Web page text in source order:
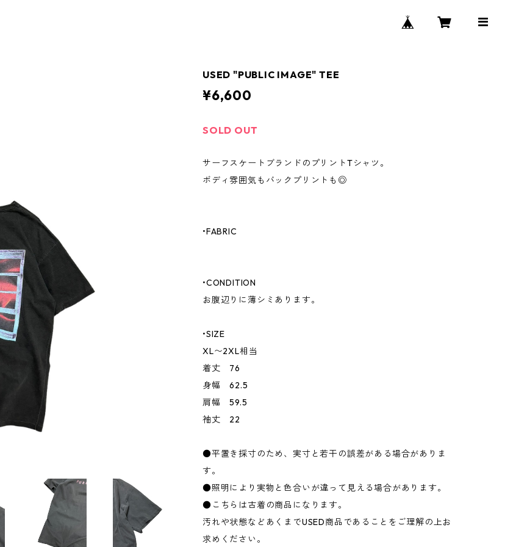
USED "PUBLIC IMAGE" TEE
¥6,600
SOLD OUT
サーフスケートブランドのプリントTシャツ。
ボディ雰囲気もバックプリントも◎
•FABRIC
•CONDITION
お腹辺りに薄シミあります。
•SIZE
XL〜2XL相当
着丈 76
身幅 62.5
肩幅 59.5
袖丈 22
●平置き採寸のため、実寸と若干の誤差がある場合がありま
す。
●照明により実物と色合いが違って見える場合があります。
●こちらは古着の商品になります。
汚れや状態などあくまでUSED商品であることをご理解の上お
求めください。